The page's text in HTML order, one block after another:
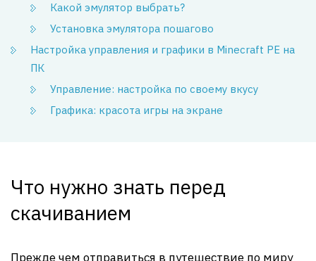
Какой эмулятор выбрать?
Установка эмулятора пошагово
Настройка управления и графики в Minecraft PE на
ПК
Управление: настройка по своему вкусу
Графика: красота игры на экране
Что нужно знать перед
скачиванием
Прежде чем отправиться в путешествие по миру